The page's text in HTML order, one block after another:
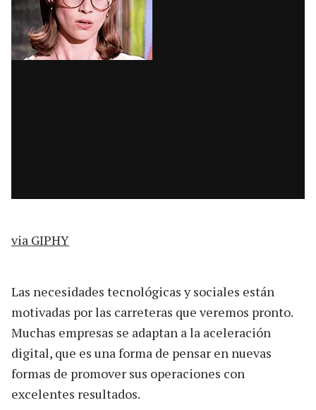
via GIPHY
Las necesidades tecnológicas y sociales están
motivadas por las carreteras que veremos pronto.
Muchas empresas se adaptan a la aceleración
digital, que es una forma de pensar en nuevas
formas de promover sus operaciones con
excelentes resultados.